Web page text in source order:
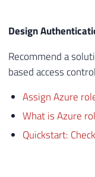
Design
Recommend a
based access
Assign Azure
What is Azure
Quickstart: